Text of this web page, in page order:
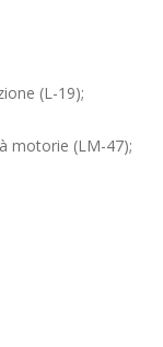
(L-19);
motorie (LM-47);